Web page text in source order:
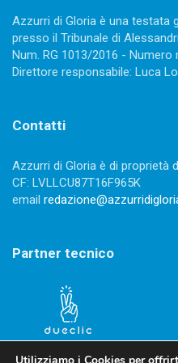
Azzurri di Gloria è una testata
presso il Tribunale di
Num. RG 1013/2016 -
Direttore responsabile: Luca
Contatti
Azzurri di Gloria è di proprietà
CF: LVLLCU87T16F965K
email
Partner tecnico